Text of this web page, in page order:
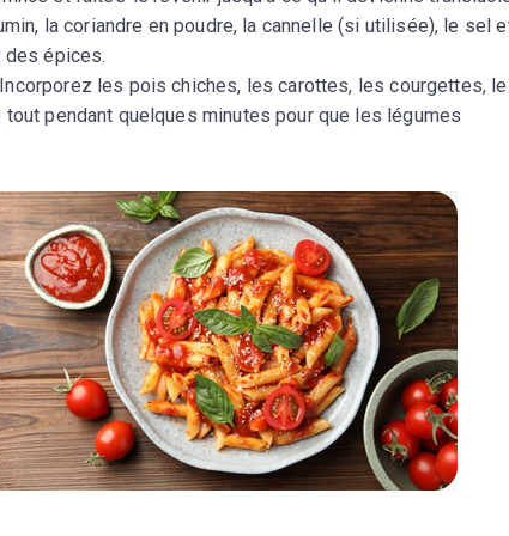
la coriandre en poudre, la cannelle (si utilisée), le sel
des épices.
les pois chiches, les carottes, les courgettes, le
pendant quelques minutes pour que les légumes